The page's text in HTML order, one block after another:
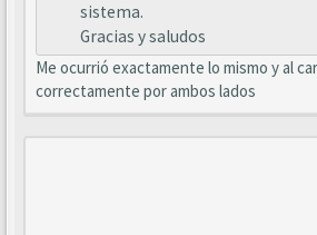
sistema.
Gracias y saludos
Me ocurrió exactamente lo mismo y al
correctamente por ambos lados